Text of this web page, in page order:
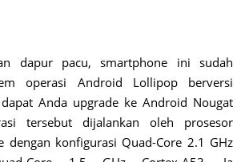
dapur pacu, smartphone ini sudah
operasi Android Lollipop berversi
Anda upgrade ke Android Nougat
tersebut dijalankan oleh prosesor
dengan konfigurasi Quad-Core 2.1 GHz